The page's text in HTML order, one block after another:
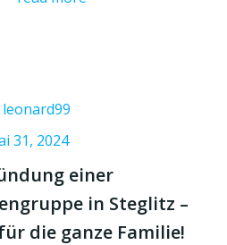
leonard99
31, 2024
einer
in Steglitz –
die ganze Familie!